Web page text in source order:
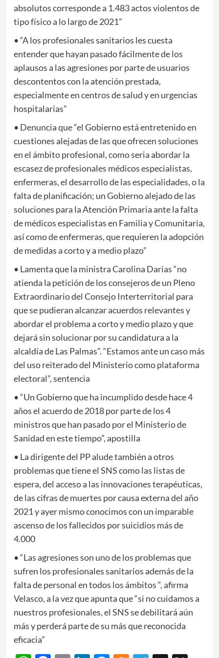
absolutos corresponde a 1.483 actos violentos de
tipo físico a lo largo de 2021”
• “A los profesionales sanitarios les cuesta
entender que hayan pasado fácilmente de los
aplausos a las agresiones por parte de usuarios
descontentos con la atención prestada,
especialmente en centros de salud y en urgencias
hospitalarias”
• Denuncia que “el Gobierno está entretenido en
cuestiones alejadas de las que ofrecen soluciones
en el ámbito profesional, como seria abordar la
escasez de profesionales médicos especialistas,
enfermeras, el desarrollo de las especialidades, o la
falta de planificación; un Gobierno alejado de las
soluciones para la Atención Primaria ante la falta
de médicos especialistas en Familia y Comunitaria,
así como de enfermeras, que requieren la adopción
de medidas a corto y a medio plazo”
• Lamenta que la ministra Carolina Darias “no
atienda la petición de los consejeros de un Pleno
Extraordinario del Consejo Interterritorial para
que se pudieran alcanzar acuerdos relevantes y
abordar el problema a corto y medio plazo y que
dejará sin solucionar por su candidatura a la
alcaldía de Las Palmas”. “Estamos ante un caso más
del uso reiterado del Ministerio como plataforma
electoral”, sentencia
• “Un Gobierno que ha incumplido desde hace 4
años el acuerdo de 2018 por parte de los 4
ministros que han pasado por el Ministerio de
Sanidad en este tiempo”, apostilla
• La dirigente del PP alude también a otros
problemas que tiene el SNS como las listas de
espera, del acceso a las innovaciones terapéuticas,
de las cifras de muertes por causa externa del año
2021 y ayer mismo conocimos con un imparable
ascenso de los fallecidos por suicidios más de
4.000
• “Las agresiones son uno de los problemas que
sufren los profesionales sanitarios además de la
falta de personal en todos los ámbitos “, afirma
Velasco, a la vez que apunta que “si no cuidamos a
nuestros profesionales, el SNS se debilitará aún
más y perderá parte de su más que reconocida
eficacia”